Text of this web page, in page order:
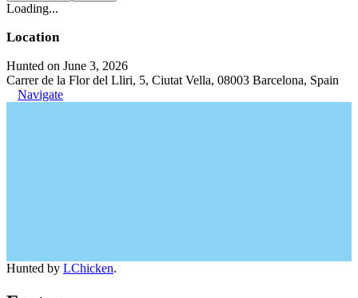
Loading...
Location
Hunted on June 3, 2026
Carrer de la Flor del Lliri, 5, Ciutat Vella, 08003 Barcelona, Spain
Navigate
Hunted by LChicken.